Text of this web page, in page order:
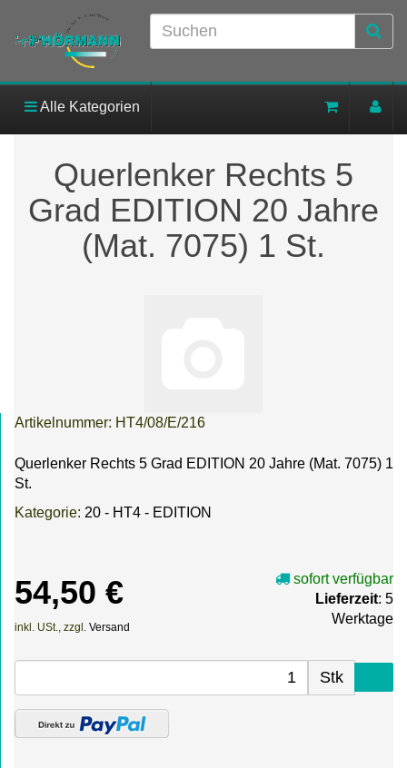
Alle Kategorien
Querlenker Rechts 5
Grad EDITION 20 Jahre
(Mat. 7075) 1 St.
Artikelnummer: HT4/08/E/216
Querlenker Rechts 5 Grad EDITION 20 Jahre (Mat. 7075) 1
St.
Kategorie: 20 - HT4 - EDITION
54,50 €
inkl. USt., zzgl. Versand
sofort verfügbar
Lieferzeit: 5
Werktage
Stk